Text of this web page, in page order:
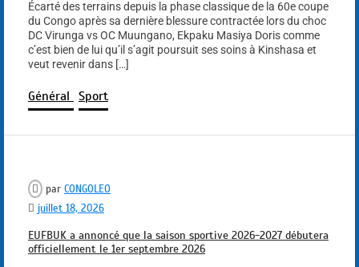
Écarté des terrains depuis la phase classique de la 60e coupe
du Congo après sa dernière blessure contractée lors du choc
DC Virunga vs OC Muungano, Ekpaku Masiya Doris comme
c’est bien de lui qu’il s’agit poursuit ses soins à Kinshasa et
veut revenir dans […]
Général Sport
par CONGOLEO
juillet 18, 2026
EUFBUK a annoncé que la saison sportive 2026-2027 débutera
officiellement le 1er septembre 2026